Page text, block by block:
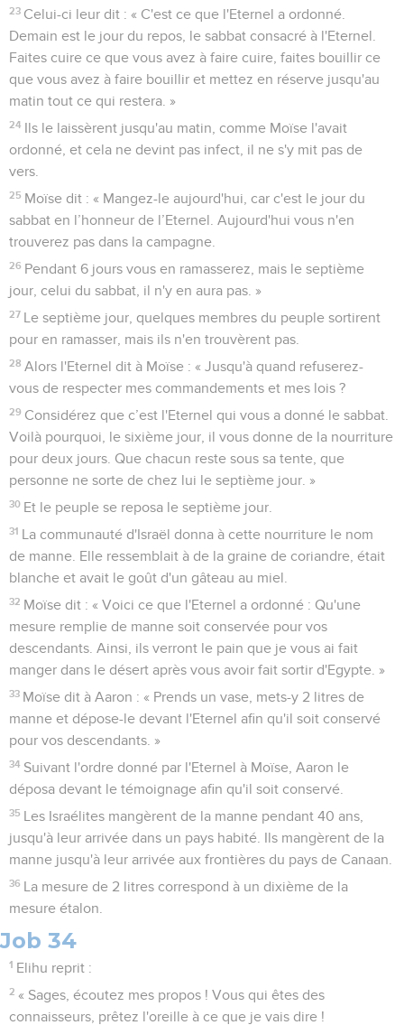
23 Celui-ci leur dit : « C'est ce que l'Eternel a ordonné.
Demain est le jour du repos, le sabbat consacré à l'Eternel.
Faites cuire ce que vous avez à faire cuire, faites bouillir ce
que vous avez à faire bouillir et mettez en réserve jusqu'au
matin tout ce qui restera. »
24 Ils le laissèrent jusqu'au matin, comme Moïse l'avait
ordonné, et cela ne devint pas infect, il ne s'y mit pas de
vers.
25 Moïse dit : « Mangez-le aujourd'hui, car c'est le jour du
sabbat en l’honneur de l’Eternel. Aujourd'hui vous n'en
trouverez pas dans la campagne.
26 Pendant 6 jours vous en ramasserez, mais le septième
jour, celui du sabbat, il n'y en aura pas. »
27 Le septième jour, quelques membres du peuple sortirent
pour en ramasser, mais ils n'en trouvèrent pas.
28 Alors l'Eternel dit à Moïse : « Jusqu'à quand refuserez-
vous de respecter mes commandements et mes lois ?
29 Considérez que c’est l'Eternel qui vous a donné le sabbat.
Voilà pourquoi, le sixième jour, il vous donne de la nourriture
pour deux jours. Que chacun reste sous sa tente, que
personne ne sorte de chez lui le septième jour. »
30 Et le peuple se reposa le septième jour.
31 La communauté d'Israël donna à cette nourriture le nom
de manne. Elle ressemblait à de la graine de coriandre, était
blanche et avait le goût d'un gâteau au miel.
32 Moïse dit : « Voici ce que l'Eternel a ordonné : Qu'une
mesure remplie de manne soit conservée pour vos
descendants. Ainsi, ils verront le pain que je vous ai fait
manger dans le désert après vous avoir fait sortir d'Egypte. »
33 Moïse dit à Aaron : « Prends un vase, mets-y 2 litres de
manne et dépose-le devant l'Eternel afin qu'il soit conservé
pour vos descendants. »
34 Suivant l'ordre donné par l'Eternel à Moïse, Aaron le
déposa devant le témoignage afin qu'il soit conservé.
35 Les Israélites mangèrent de la manne pendant 40 ans,
jusqu'à leur arrivée dans un pays habité. Ils mangèrent de la
manne jusqu'à leur arrivée aux frontières du pays de Canaan.
36 La mesure de 2 litres correspond à un dixième de la
mesure étalon.
Job 34
1 Elihu reprit :
2 « Sages, écoutez mes propos ! Vous qui êtes des
connaisseurs, prêtez l'oreille à ce que je vais dire !